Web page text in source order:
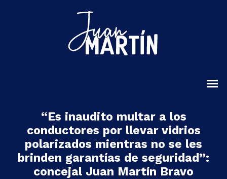
“Es inaudito multar a los
conductores por llevar vidrios
polarizados mientras no se les
brinden garantías de seguridad”:
concejal Juan Martín Bravo